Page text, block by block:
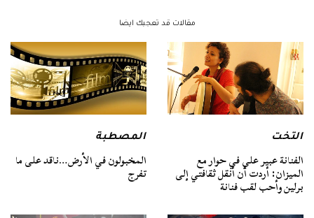
مقالات قد تعجبك ايضا
التخت
الفنانة عبير علي في حوار مع
الميزان: أردت أن أنقل ثقافتي إلى
برلين وأحب لقب فنانة
المصطبة
المخبولون في الأرض…ناقد على ما
تفرج